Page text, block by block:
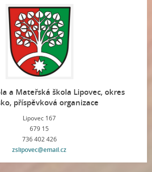
a Mateřská škola Lipovec, okres
příspěvková organizace
Lipovec 167
679 15
736 402 426
zslipovec@email.cz